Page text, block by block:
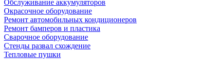
Обслуживание аккумуляторов
Окрасочное оборудование
Ремонт автомобильных кондиционеров
Ремонт бамперов и пластика
Сварочное оборудование
Стенды развал схождение
Тепловые пушки